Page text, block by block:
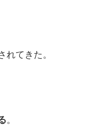
れてきた。
。